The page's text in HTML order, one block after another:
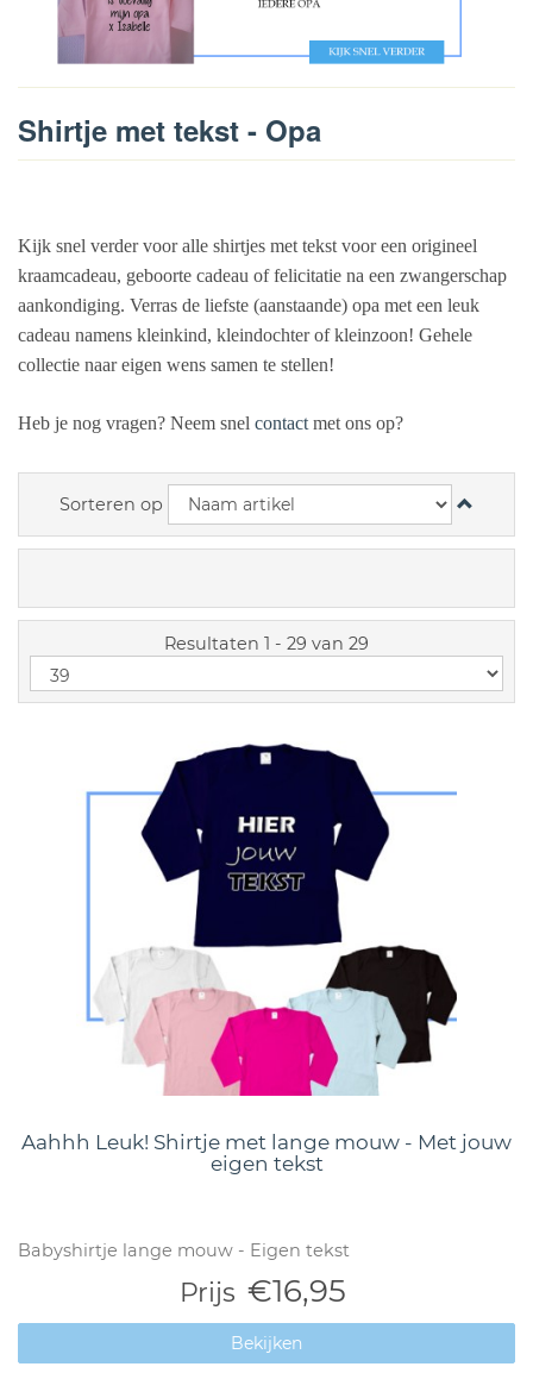
Shirtje met tekst - Opa
Kijk snel verder voor alle shirtjes met tekst voor een origineel
kraamcadeau, geboorte cadeau of felicitatie na een zwangerschap
aankondiging. Verras de liefste (aanstaande) opa met een leuk
cadeau namens kleinkind, kleindochter of kleinzoon! Gehele
collectie naar eigen wens samen te stellen!
Heb je nog vragen? Neem snel contact met ons op?
Sorteren op
Resultaten 1 - 29 van 29
Aahhh Leuk! Shirtje met lange mouw - Met jouw
eigen tekst
Babyshirtje lange mouw - Eigen tekst
Prijs €16,95
Bekijken